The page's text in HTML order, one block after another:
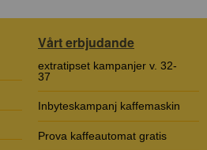
Vårt erbjudande
extratipset kampanjer v. 32-
37
Inbyteskampanj kaffemaskin
Prova kaffeautomat gratis